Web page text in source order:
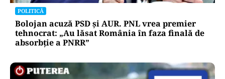
Tovarășa Șoșoacă: denunțată penal pentru
trădare și comunicarea de informații false